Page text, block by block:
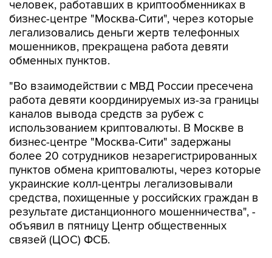
человек, работавших в криптообменниках в
бизнес-центре "Москва-Сити", через которые
легализовались деньги жертв телефонных
мошенников, прекращена работа девяти
обменных пунктов.
"Во взаимодействии с МВД России пресечена
работа девяти координируемых из-за границы
каналов вывода средств за рубеж с
использованием криптовалюты. В Москве в
бизнес-центре "Москва-Сити" задержаны
более 20 сотрудников незарегистрированных
пунктов обмена криптовалюты, через которые
украинские колл-центры легализовывали
средства, похищенные у российских граждан в
результате дистанционного мошенничества", -
объявил в пятницу Центр общественных
связей (ЦОС) ФСБ.